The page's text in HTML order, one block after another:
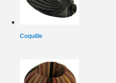
Coquille